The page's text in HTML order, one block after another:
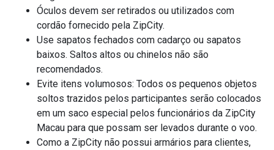
Óculos devem ser retirados ou utilizados com
cordão fornecido pela ZipCity.
Use sapatos fechados com cadarço ou sapatos
baixos. Saltos altos ou chinelos não são
recomendados.
Evite itens volumosos: Todos os pequenos objetos
soltos trazidos pelos participantes serão colocados
em um saco especial pelos funcionários da ZipCity
Macau para que possam ser levados durante o voo.
Como a ZipCity não possui armários para clientes,